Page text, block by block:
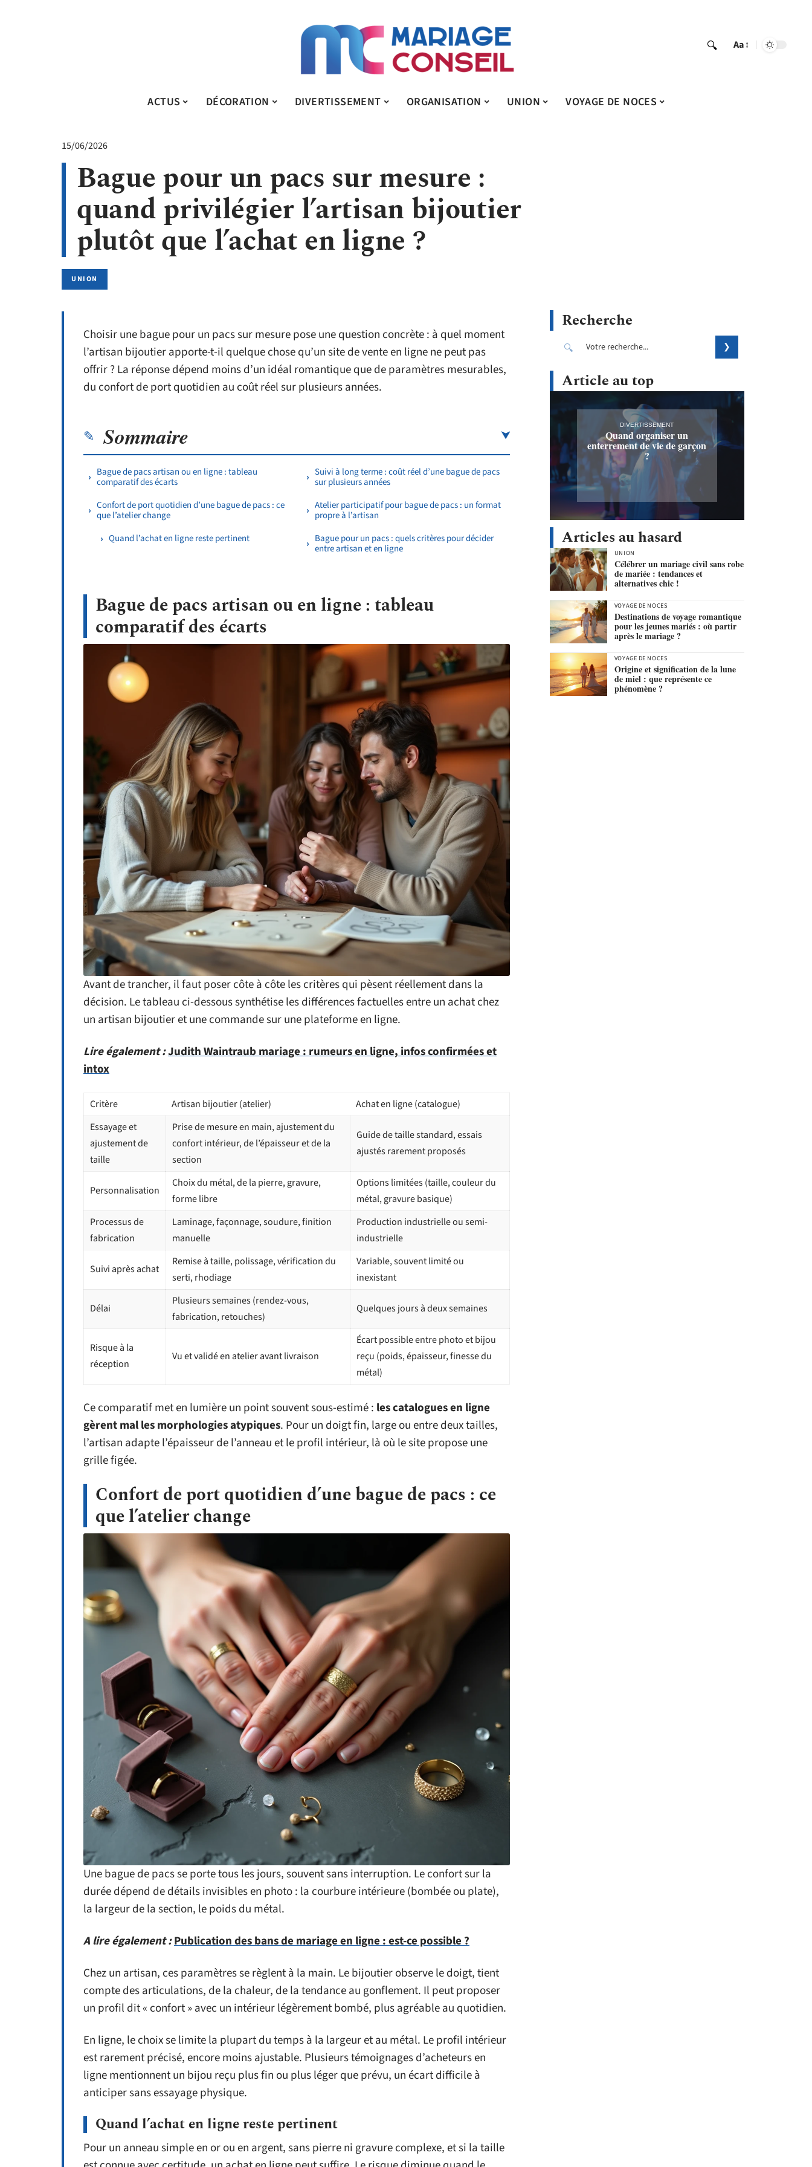
Aa
ACTUS DÉCORATION DIVERTISSEMENT ORGANISATION UNION VOYAGE DE NOCES
15/06/2026
Bague pour un pacs sur mesure :
quand privilégier l’artisan bijoutier
plutôt que l’achat en ligne ?
UNION
Choisir une bague pour un pacs sur mesure pose une question concrète : à quel moment
l’artisan bijoutier apporte-t-il quelque chose qu’un site de vente en ligne ne peut pas
offrir ? La réponse dépend moins d’un idéal romantique que de paramètres mesurables,
du confort de port quotidien au coût réel sur plusieurs années.
Sommaire
Bague de pacs artisan ou en ligne : tableau
comparatif des écarts
Confort de port quotidien d’une bague de pacs : ce
que l’atelier change
Quand l’achat en ligne reste pertinent
Suivi à long terme : coût réel d’une bague de pacs
sur plusieurs années
Atelier participatif pour bague de pacs : un format
propre à l’artisan
Bague pour un pacs : quels critères pour décider
entre artisan et en ligne
Bague de pacs artisan ou en ligne : tableau
comparatif des écarts
Avant de trancher, il faut poser côte à côte les critères qui pèsent réellement dans la
décision. Le tableau ci-dessous synthétise les différences factuelles entre un achat chez
un artisan bijoutier et une commande sur une plateforme en ligne.
Lire également :Judith Waintraub mariage : rumeurs en ligne, infos confirmées et
intox
Critère Artisan bijoutier (atelier)
Achat en ligne (catalogue)
Essayage et
ajustement de
taille
Prise de mesure en main, ajustement du
confort intérieur, de l’épaisseur et de la
section
Guide de taille standard, essais
ajustés rarement proposés
Personnalisation
Choix du métal, de la pierre, gravure,
forme libre
Options limitées (taille, couleur du
métal, gravure basique)
Processus de
fabrication
Laminage, façonnage, soudure, finition
manuelle
Production industrielle ou semi-
industrielle
Suivi après achat
Remise à taille, polissage, vérification du
serti, rhodiage
Variable, souvent limité ou
inexistant
Délai
Plusieurs semaines (rendez-vous,
fabrication, retouches)
Quelques jours à deux semaines
Risque à la
réception
Vu et validé en atelier avant livraison
Écart possible entre photo et bijou
reçu (poids, épaisseur, finesse du
métal)
Ce comparatif met en lumière un point souvent sous-estimé : les catalogues en ligne
gèrent mal les morphologies atypiques. Pour un doigt fin, large ou entre deux tailles,
l’artisan adapte l’épaisseur de l’anneau et le profil intérieur, là où le site propose une
grille figée.
Confort de port quotidien d’une bague de pacs : ce
que l’atelier change
Une bague de pacs se porte tous les jours, souvent sans interruption. Le confort sur la
durée dépend de détails invisibles en photo : la courbure intérieure (bombée ou plate),
la largeur de la section, le poids du métal.
A lire également :Publication des bans de mariage en ligne : est-ce possible ?
Chez un artisan, ces paramètres se règlent à la main. Le bijoutier observe le doigt, tient
compte des articulations, de la chaleur, de la tendance au gonflement. Il peut proposer
un profil dit « confort » avec un intérieur légèrement bombé, plus agréable au quotidien.
En ligne, le choix se limite la plupart du temps à la largeur et au métal. Le profil intérieur
est rarement précisé, encore moins ajustable. Plusieurs témoignages d’acheteurs en
ligne mentionnent un bijou reçu plus fin ou plus léger que prévu, un écart difficile à
anticiper sans essayage physique.
Quand l’achat en ligne reste pertinent
Pour un anneau simple en or ou en argent, sans pierre ni gravure complexe, et si la taille
Recherche
Article au top
DIVERTISSEMENT
Quand organiser un
enterrement de vie de garçon
?
Articles au hasard
UNION
Célébrer un mariage civil sans robe
de mariée : tendances et
alternatives chic !
VOYAGE DE NOCES
Destinations de voyage romantique
pour les jeunes mariés : où partir
après le mariage ?
VOYAGE DE NOCES
Origine et signification de la lune
de miel : que représente ce
phénomène ?